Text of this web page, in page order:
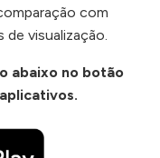
com
visualização.
abaixo no botão